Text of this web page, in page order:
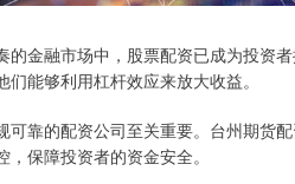
的金融市场中，股票配资已成为投资
们能够利用杠杆效应来放大收益。
可靠的配资公司至关重要。台州期货
，保障投资者的资金安全。